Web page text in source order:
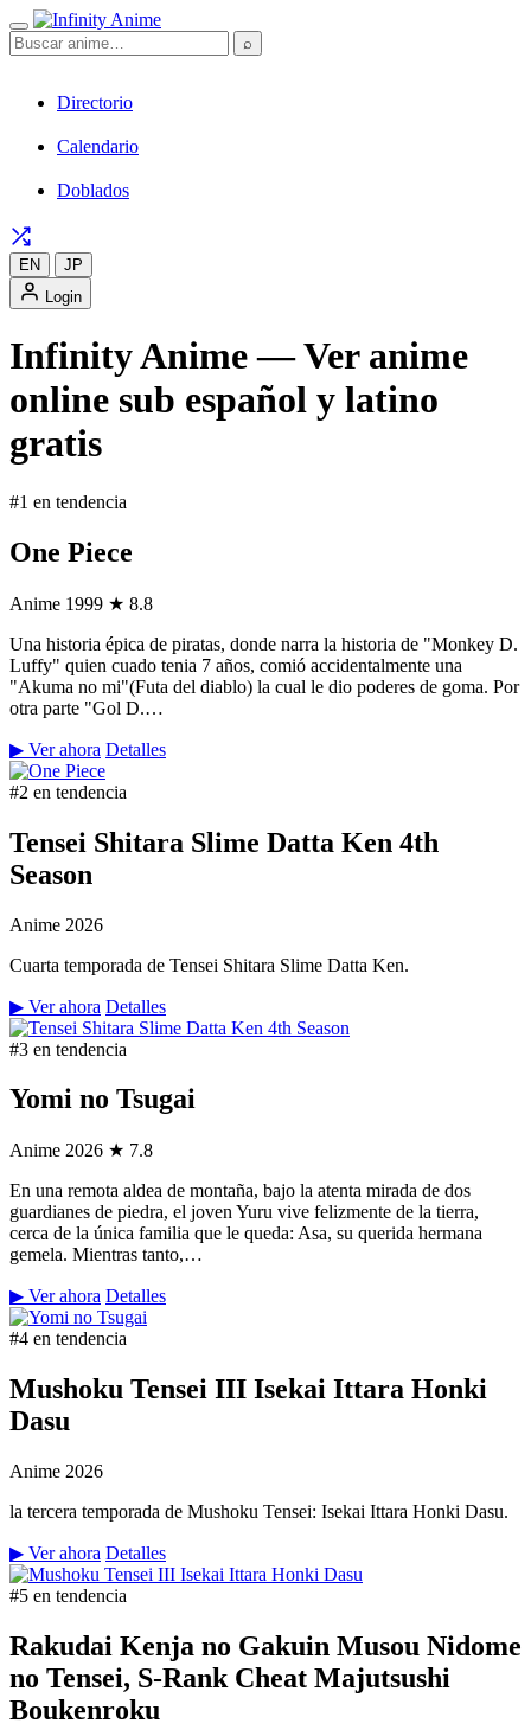
⌕
Directorio
Calendario
Doblados
EN
JP
Login
Infinity Anime — Ver anime
online sub español y latino
gratis
#1 en tendencia
One Piece
Anime 1999 ★ 8.8
Una historia épica de piratas, donde narra la historia de "Monkey D.
Luffy" quien cuado tenia 7 años, comió accidentalmente una
"Akuma no mi"(Futa del diablo) la cual le dio poderes de goma. Por
otra parte "Gol D.…
▶ Ver ahora Detalles
#2 en tendencia
Tensei Shitara Slime Datta Ken 4th
Season
Anime 2026
Cuarta temporada de Tensei Shitara Slime Datta Ken.
▶ Ver ahora Detalles
#3 en tendencia
Yomi no Tsugai
Anime 2026 ★ 7.8
En una remota aldea de montaña, bajo la atenta mirada de dos
guardianes de piedra, el joven Yuru vive felizmente de la tierra,
cerca de la única familia que le queda: Asa, su querida hermana
gemela. Mientras tanto,…
▶ Ver ahora Detalles
#4 en tendencia
Mushoku Tensei III Isekai Ittara Honki
Dasu
Anime 2026
la tercera temporada de Mushoku Tensei: Isekai Ittara Honki Dasu.
▶ Ver ahora Detalles
#5 en tendencia
Rakudai Kenja no Gakuin Musou Nidome
no Tensei, S-Rank Cheat Majutsushi
Boukenroku